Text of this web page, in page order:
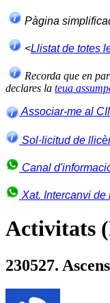
Pàgina
<Llistat de totes
Recorda que en
declares la teua
Associar-me al
Sol·licitud de
Canal
Xat. Intercanvi
Activitats
230527.